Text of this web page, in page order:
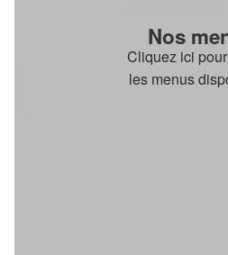
Nos
Cliquez ici
les menus